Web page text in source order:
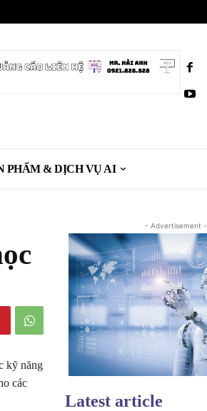
PHẨM & DỊCH VỤ AI
kỹ năng
các
- Advertisement -
Latest article